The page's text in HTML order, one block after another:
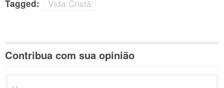
Tagged: Vida Cristã
Contribua com sua opinião